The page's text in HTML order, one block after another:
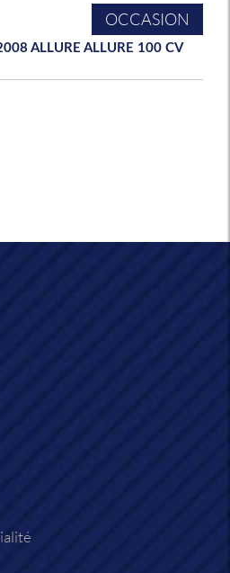
OCCASION
ALLURE ALLURE 100 CV